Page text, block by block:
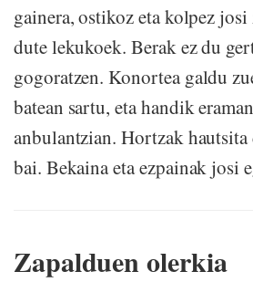
gainera, ostikoz eta kolpez
dute lekukoek. Berak ez du
gogoratzen. Konortea galdu
batean sartu, eta handik
anbulantzian. Hortzak
bai. Bekaina eta ezpainak josi
Zapalduen olerkia